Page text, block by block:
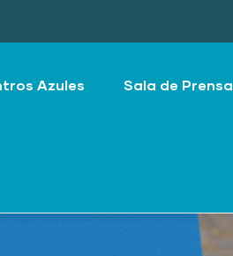
Azules Sala de Prensa